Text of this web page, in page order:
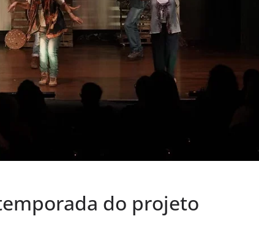
do projeto